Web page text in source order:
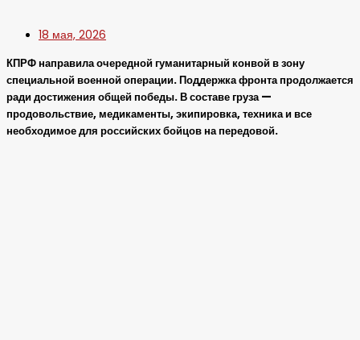
18 мая, 2026
КПРФ направила очередной гуманитарный конвой в зону
специальной военной операции. Поддержка фронта продолжается
ради достижения общей победы. В составе груза —
продовольствие, медикаменты, экипировка, техника и все
необходимое для российских бойцов на передовой.